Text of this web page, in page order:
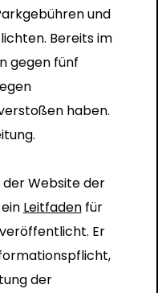
und
Bereits im
gegen fünf
haben.
Website der
Leitfaden für
Er
der